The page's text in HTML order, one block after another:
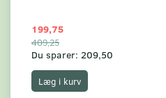
199,75
409,25
Du sparer: 209,50
Læg i kurv